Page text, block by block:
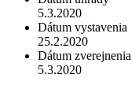
5.3.2020
Dátum vystavenia
25.2.2020
Dátum zverejnenia
5.3.2020